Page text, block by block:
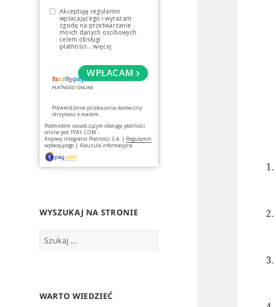
Akceptuję regulamin
wpłacającego i wyrażam
zgodę na przetwarzanie
moich danych osobowych
celem obsługi
płatności... więcej
WPŁACAM
Potwierdzenie przekazania darowizny
otrzymasz e-mailem.
Podmiotem świadczącym obsługę płatności
online jestTPAY.COM -
Krajowy Integrator Płatności S.A. | Regulamin
wpłacającego | Klauzula informacyjna
WYSZUKAJ NA STRONIE
Szukaj:
WARTO WIEDZIEĆ